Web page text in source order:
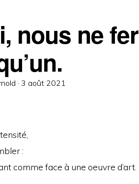
nous ne
· Posted
3 août 2021
:
comme face à une oeuvre d’art.